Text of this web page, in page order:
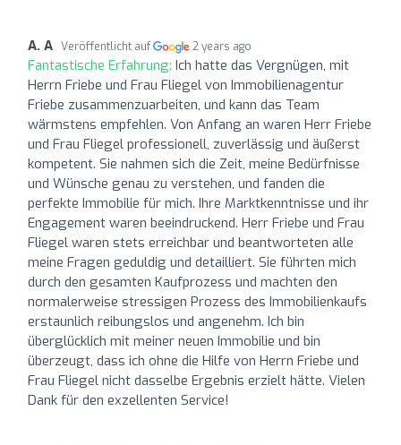
A. A Veröffentlicht auf 2 years ago
Fantastische Erfahrung: Ich hatte das Vergnügen, mit
Herrn Friebe und Frau Fliegel von Immobilienagentur
Friebe zusammenzuarbeiten, und kann das Team
wärmstens empfehlen. Von Anfang an waren Herr Friebe
und Frau Fliegel professionell, zuverlässig und äußerst
kompetent. Sie nahmen sich die Zeit, meine Bedürfnisse
und Wünsche genau zu verstehen, und fanden die
perfekte Immobilie für mich. Ihre Marktkenntnisse und ihr
Engagement waren beeindruckend. Herr Friebe und Frau
Fliegel waren stets erreichbar und beantworteten alle
meine Fragen geduldig und detailliert. Sie führten mich
durch den gesamten Kaufprozess und machten den
normalerweise stressigen Prozess des Immobilienkaufs
erstaunlich reibungslos und angenehm. Ich bin
überglücklich mit meiner neuen Immobilie und bin
überzeugt, dass ich ohne die Hilfe von Herrn Friebe und
Frau Fliegel nicht dasselbe Ergebnis erzielt hätte. Vielen
Dank für den exzellenten Service!